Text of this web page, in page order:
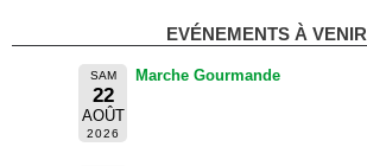
EVÉNEMENTS À VENIR
SAM
22
AOÛT
2026
Marche Gourmande